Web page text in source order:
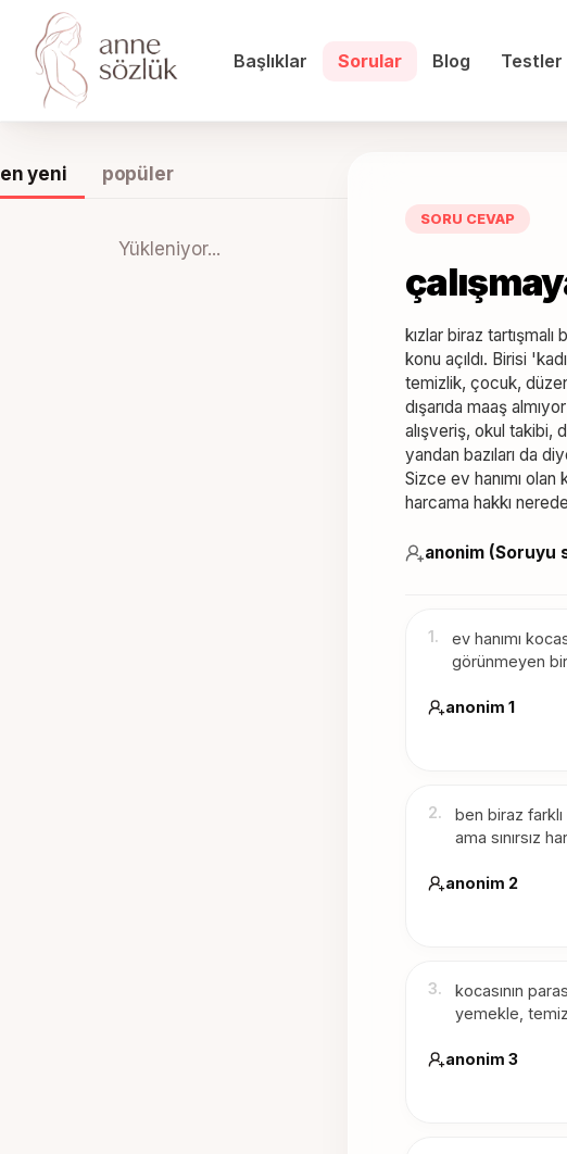
Başlıklar Sorular Blog Testler
en yeni popüler
Yükleniyor...
SORU CEVAP
kızlar biraz
konu açıldı. Birisi
temizlik, çocuk,
dışarıda maaş
alışveriş, okul takibi,
yandan bazıları da
Sizce ev hanımı olan
harcama hakkı
anonim (Soruyu
1.
ev hanımı
görünmeyen
anonim 1
2.
ben biraz
ama sınırsız
anonim 2
3.
kocasının
yemekle,
anonim 3